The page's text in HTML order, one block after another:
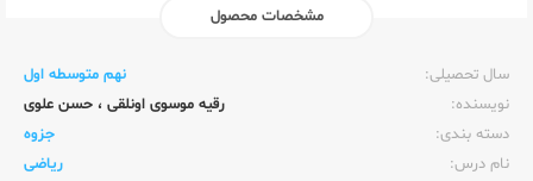
مشخصات محصول
سال تحصیلی:‌
نهم متوسطه اول
نویسنده:‌
رقیه موسوی اونلقی ، حسن علوی
دسته بندی:
جزوه
نام درس:
ریاضی